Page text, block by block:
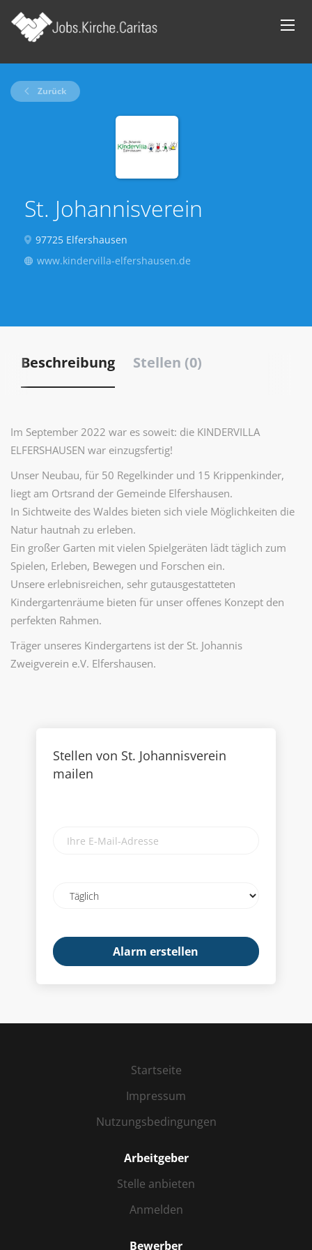
Zurück
St. Johannisverein
97725 Elfershausen
www.kindervilla-elfershausen.de
Beschreibung Stellen (0)
Im September 2022 war es soweit: die KINDERVILLA
ELFERSHAUSEN war einzugsfertig!
Unser Neubau, für 50 Regelkinder und 15 Krippenkinder,
liegt am Ortsrand der Gemeinde Elfershausen.
In Sichtweite des Waldes bieten sich viele Möglichkeiten die
Natur hautnah zu erleben.
Ein großer Garten mit vielen Spielgeräten lädt täglich zum
Spielen, Erleben, Bewegen und Forschen ein.
Unsere erlebnisreichen, sehr gutausgestatteten
Kindergartenräume bieten für unser offenes Konzept den
perfekten Rahmen.
Träger unseres Kindergartens ist der St. Johannis
Zweigverein e.V. Elfershausen.
Stellen von St. Johannisverein
mailen
frequency
Startseite
Impressum
Nutzungsbedingungen
Arbeitgeber
Stelle anbieten
Anmelden
Bewerber